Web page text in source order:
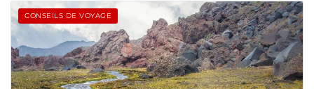
CONSEILS DE VOYAGE